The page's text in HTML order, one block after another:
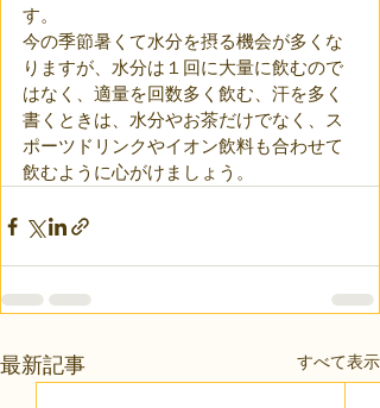
す。
今の季節暑くて水分を摂る機会が多くな
りますが、水分は１回に大量に飲むので
はなく、適量を回数多く飲む、汗を多く
書くときは、水分やお茶だけでなく、ス
ポーツドリンクやイオン飲料も合わせて
飲むように心がけましょう。
最新記事 すべて表示